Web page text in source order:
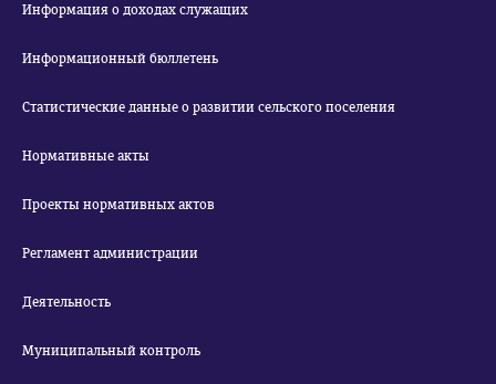
Информация о доходах служащих
Информационный бюллетень
Статистические данные о развитии сельского поселения
Нормативные акты
Проекты нормативных актов
Регламент администрации
Деятельность
Муниципальный контроль